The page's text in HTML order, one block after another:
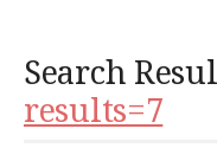
Search
results=7